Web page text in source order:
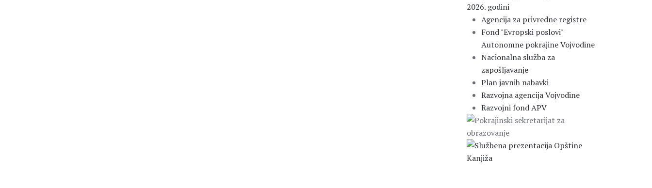
2026. godini
Agencija za privredne registre
Fond "Evropski poslovi"
Autonomne pokrajine Vojvodine
Nacionalna služba za
zapošljavanje
Plan javnih nabavki
Razvojna agencija Vojvodine
Razvojni fond APV